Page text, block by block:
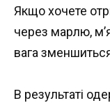
Якщо хочете
через марлю,
вага
В результаті